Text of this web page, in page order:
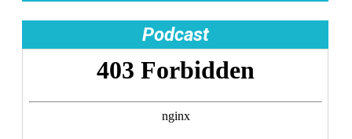
Podcast